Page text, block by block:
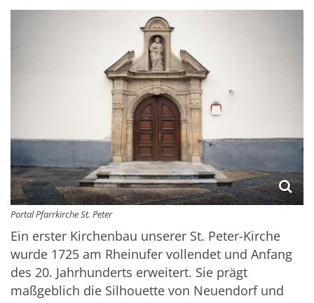
Portal Pfarrkirche St. Peter
Ein erster Kirchenbau unserer St. Peter-Kirche
wurde 1725 am Rheinufer vollendet und Anfang
des 20. Jahrhunderts erweitert. Sie prägt
maßgeblich die Silhouette von Neuendorf und